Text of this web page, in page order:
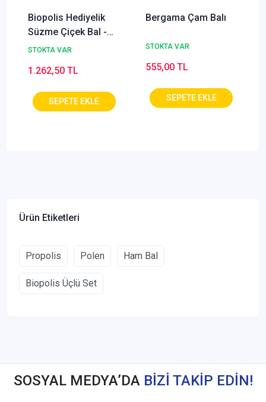
Biopolis Hediyelik
Süzme Çiçek Bal -
850g
STOKTA VAR
1.262,50 TL
Bergama Çam Balı
STOKTA VAR
555,00 TL
Ürün Etiketleri
Propolis Polen Ham Bal
Biopolis Üçlü Set
SOSYAL MEDYA’DA BİZİ TAKİP EDİN!